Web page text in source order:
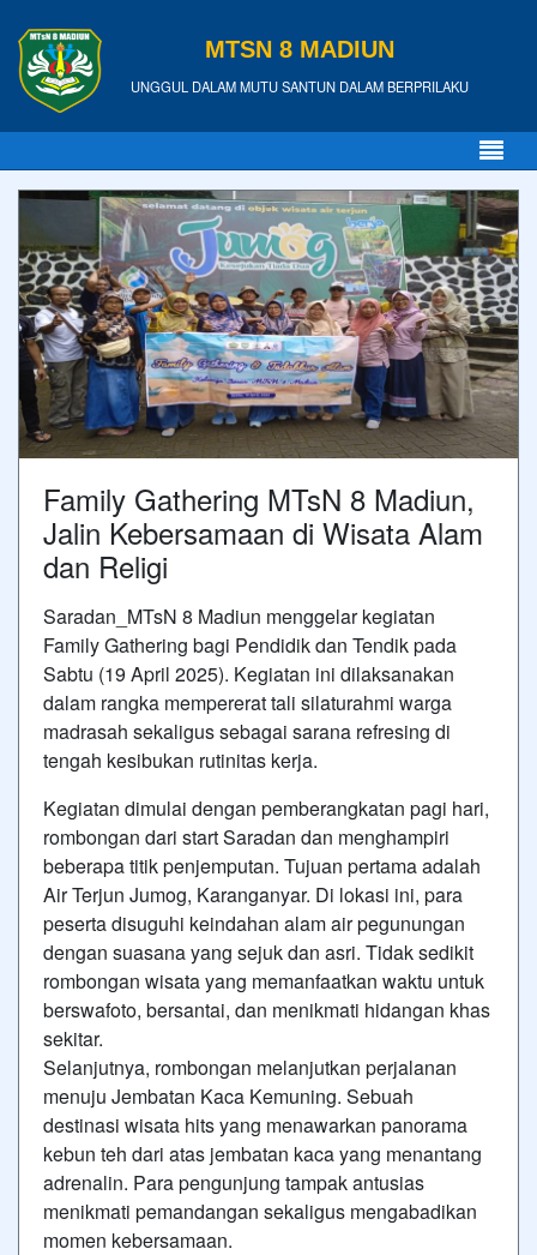
MTSN 8 MADIUN
UNGGUL DALAM MUTU SANTUN DALAM BERPRILAKU
Family Gathering MTsN 8 Madiun,
Jalin Kebersamaan di Wisata Alam
dan Religi
Saradan_MTsN 8 Madiun menggelar kegiatan
Family Gathering bagi Pendidik dan Tendik pada
Sabtu (19 April 2025). Kegiatan ini dilaksanakan
dalam rangka mempererat tali silaturahmi warga
madrasah sekaligus sebagai sarana refresing di
tengah kesibukan rutinitas kerja.
Kegiatan dimulai dengan pemberangkatan pagi hari,
rombongan dari start Saradan dan menghampiri
beberapa titik penjemputan. Tujuan pertama adalah
Air Terjun Jumog, Karanganyar. Di lokasi ini, para
peserta disuguhi keindahan alam air pegunungan
dengan suasana yang sejuk dan asri. Tidak sedikit
rombongan wisata yang memanfaatkan waktu untuk
berswafoto, bersantai, dan menikmati hidangan khas
sekitar.
Selanjutnya, rombongan melanjutkan perjalanan
menuju Jembatan Kaca Kemuning. Sebuah
destinasi wisata hits yang menawarkan panorama
kebun teh dari atas jembatan kaca yang menantang
adrenalin. Para pengunjung tampak antusias
menikmati pemandangan sekaligus mengabadikan
momen kebersamaan.